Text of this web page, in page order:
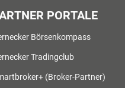
PORTALE
Börsenkompass
Tradingclub
(Broker-Partner)